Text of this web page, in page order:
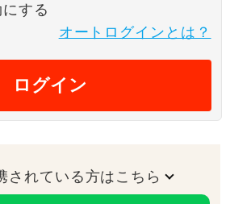
する
オートログインとは？
ログイン
されている方はこちら